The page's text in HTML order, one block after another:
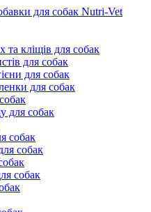
для собак Nutri-Vet
та кліщів для собак
для собак
для собак
для собак
для собак
собак
собак
собак